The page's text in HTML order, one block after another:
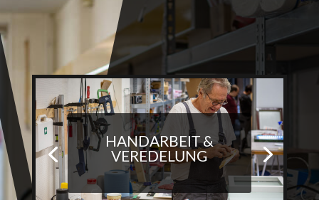
HANDARBEIT &
VEREDELUNG